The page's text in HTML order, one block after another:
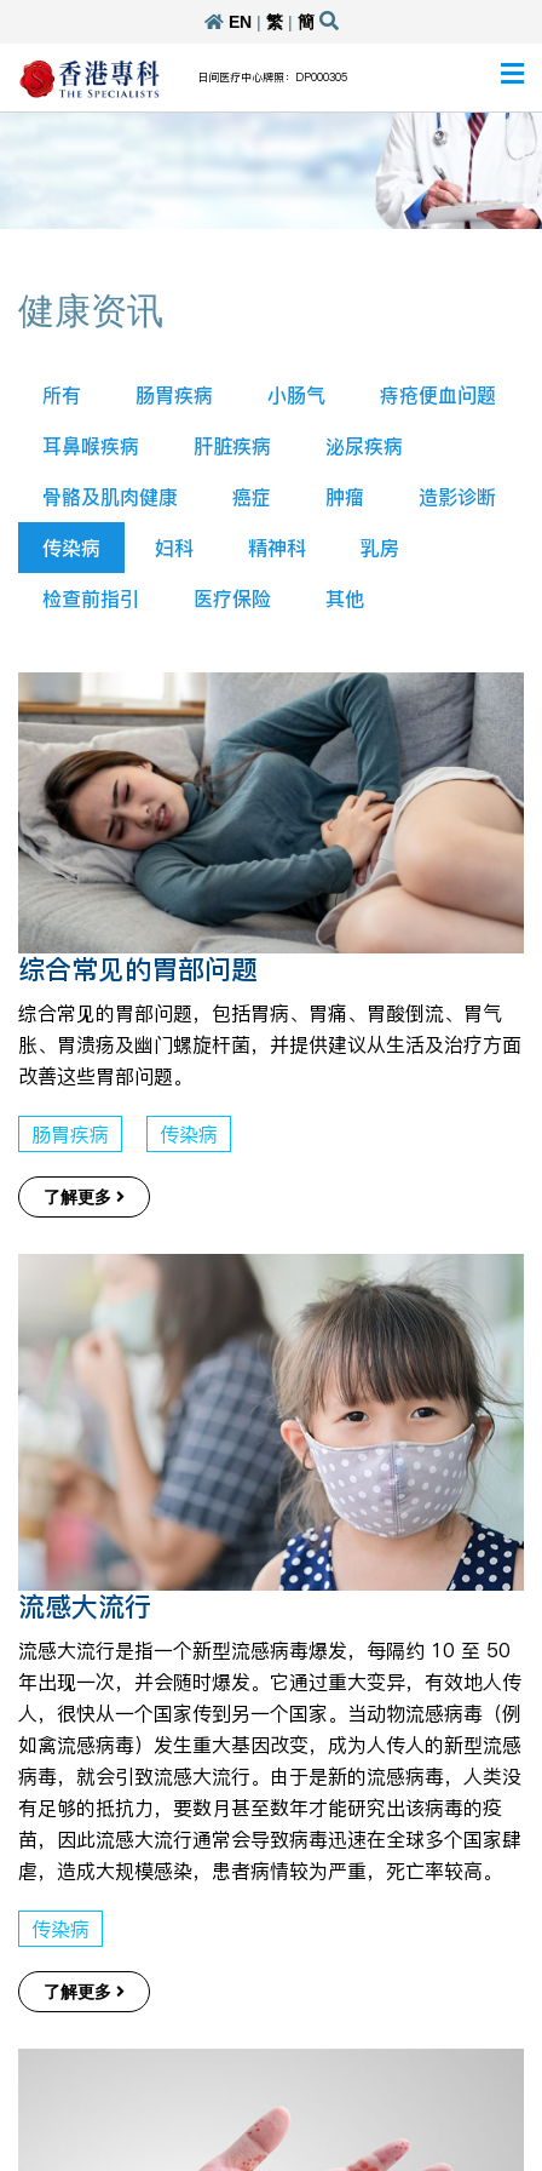
EN| 繁| 簡
日间医疗中心牌照：DP000305
健康资讯
所有 肠胃疾病 小肠气
痔疮便血问题
耳鼻喉疾病
肝脏疾病
泌尿疾病
骨骼及肌肉健康
癌症 肿瘤
造影诊断
传染病
妇科 精神科
乳房
检查前指引
医疗保险 其他
综合常见的胃部问题
综合常见的胃部问题，包括胃病、胃痛、胃酸倒流、胃气
胀、胃溃疡及幽门螺旋杆菌，并提供建议从生活及治疗方面
改善这些胃部问题。
肠胃疾病 传染病
了解更多
流感大流行
流感大流行是指一个新型流感病毒爆发，每隔约 10 至 50
年出现一次，并会随时爆发。它通过重大变异，有效地人传
人，很快从一个国家传到另一个国家。当动物流感病毒（例
如禽流感病毒）发生重大基因改变，成为人传人的新型流感
病毒，就会引致流感大流行。由于是新的流感病毒，人类没
有足够的抵抗力，要数月甚至数年才能研究出该病毒的疫
苗，因此流感大流行通常会导致病毒迅速在全球多个国家肆
虐，造成大规模感染，患者病情较为严重，死亡率较高。
传染病
了解更多